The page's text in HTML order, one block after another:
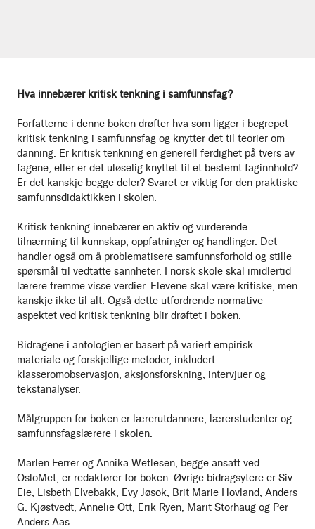
Hva innebærer kritisk tenkning i samfunnsfag?
Forfatterne i denne boken drøfter hva som ligger i begrepet
kritisk tenkning i samfunnsfag og knytter det til teorier om
danning. Er kritisk tenkning en generell ferdighet på tvers av
fagene, eller er det uløselig knyttet til et bestemt faginnhold?
Er det kanskje begge deler? Svaret er viktig for den praktiske
samfunnsdidaktikken i skolen.
Kritisk tenkning innebærer en aktiv og vurderende
tilnærming til kunnskap, oppfatninger og handlinger. Det
handler også om å problematisere samfunnsforhold og stille
spørsmål til vedtatte sannheter. I norsk skole skal imidlertid
lærere fremme visse verdier. Elevene skal være kritiske, men
kanskje ikke til alt. Også dette utfordrende normative
aspektet ved kritisk tenkning blir drøftet i boken.
Bidragene i antologien er basert på variert empirisk
materiale og forskjellige metoder, inkludert
klasseromobservasjon, aksjonsforskning, intervjuer og
tekstanalyser.
Målgruppen for boken er lærerutdannere, lærerstudenter og
samfunnsfagslærere i skolen.
Marlen Ferrer og Annika Wetlesen, begge ansatt ved
OsloMet, er redaktører for boken. Øvrige bidragsytere er Siv
Eie, Lisbeth Elvebakk, Evy Jøsok, Brit Marie Hovland, Anders
G. Kjøstvedt, Annelie Ott, Erik Ryen, Marit Storhaug og Per
Anders Aas.